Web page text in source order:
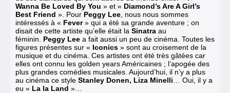
Wanna Be Loved By You » et « Diamond’s Are A Girl’s
Best Friend ». Pour Peggy Lee , nous nous sommes
intéressés à « Fever» qui a été sa grande aventure ; on
disait de cette artiste qu’elle était la Sinatra au
féminin. Peggy Lee a fait aussi un peu de cinéma. Toutes les
figures présentes sur « Iconics » sont au croisement de la
musique et du cinéma. Ces artistes ont été très gâtées car
elles ont connu les golden years Américaines ; l’apogée des
plus grandes comédies musicales. Aujourd’hui, il n’y a plus
au cinéma ce style Stanley Donen, Liza Minelli … Oui, il y a
eu « La la Land »…